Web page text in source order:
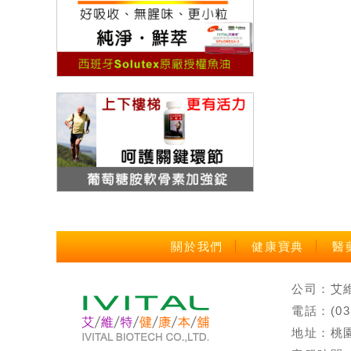
關於我們 健康寶典 醫
公司：
電話：
地址：桃